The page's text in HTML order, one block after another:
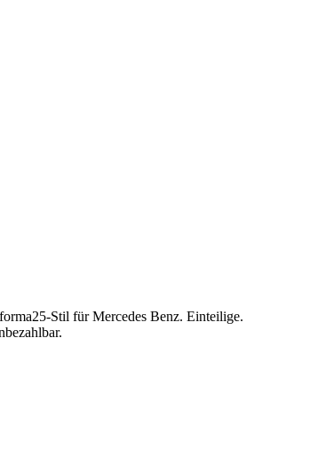
Stil für Mercedes Benz. Einteilige.